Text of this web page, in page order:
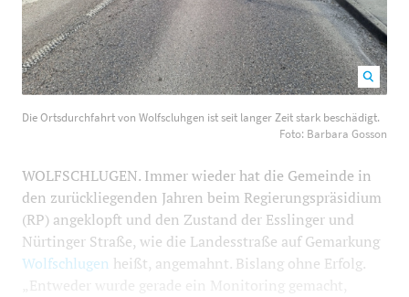
stark beschädigt. Foto: Barbara Gosson 1200 800
Die Ortsdurchfahrt von Wolfscluhgen ist seit langer Zeit stark beschädigt.
Foto: Barbara Gosson
WOLFSCHLUGEN. Immer wieder hat die Gemeinde in
den zurückliegenden Jahren beim Regierungspräsidium
(RP) angeklopft und den Zustand der Esslinger und
Nürtinger Straße, wie die Landesstraße auf Gemarkung
Wolfschlugen heißt, angemahnt. Bislang ohne Erfolg.
„Entweder wurde gerade ein Monitoring gemacht,